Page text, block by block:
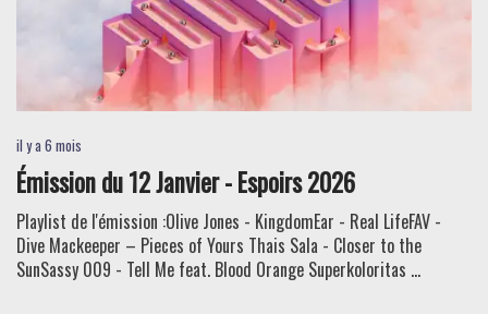
il y a 6 mois
Émission du 12 Janvier - Espoirs 2026
Playlist de l'émission :Olive Jones - KingdomEar - Real LifeFAV -
Dive Mackeeper – Pieces of Yours Thais Sala - Closer to the
SunSassy 009 - Tell Me feat. Blood Orange Superkoloritas ...